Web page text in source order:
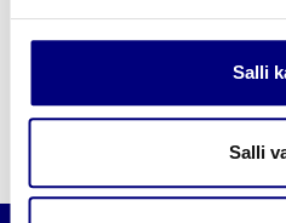
Salli
Salli
tar­pei­sii­si mää­ri­tel­ty­jen
Suo­mi Teli­neen
don, joka sovel­tuu par­hai­ten